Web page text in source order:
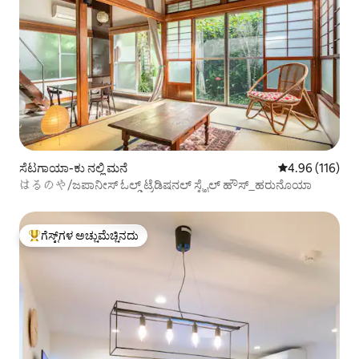
ಸೆಟಗಾಯಾ-ಕು ನಲ್ಲಿ ಮನೆ 5 ರಲ್ಲಿ 4.96
4.96 (116)
はるのや/ಜಪಾನೀಸ್ ಓಲ್ಡ್ ಟ್ರೆಡಿಷನಲ್ ಸ್ಟೈಲ್ ಹೌಸ್_ಹರುನೊಯಾ
ಗೆಸ್ಟ್‌ಗಳಿಗೆ ಅತಿ ಹೆಚ್ಚು ಅಚ್ಚುಮೆಚ್ಚಿನದು
ಗೆಸ್ಟ್‌ಗಳ ಅಚ್ಚುಮೆಚ್ಚಿನದು